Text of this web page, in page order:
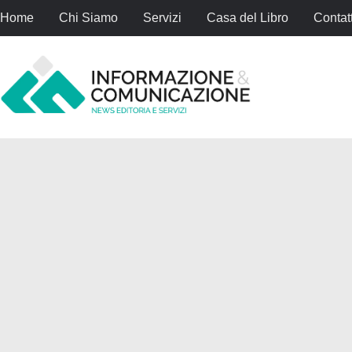
Home Chi Siamo Servizi Casa del Libro